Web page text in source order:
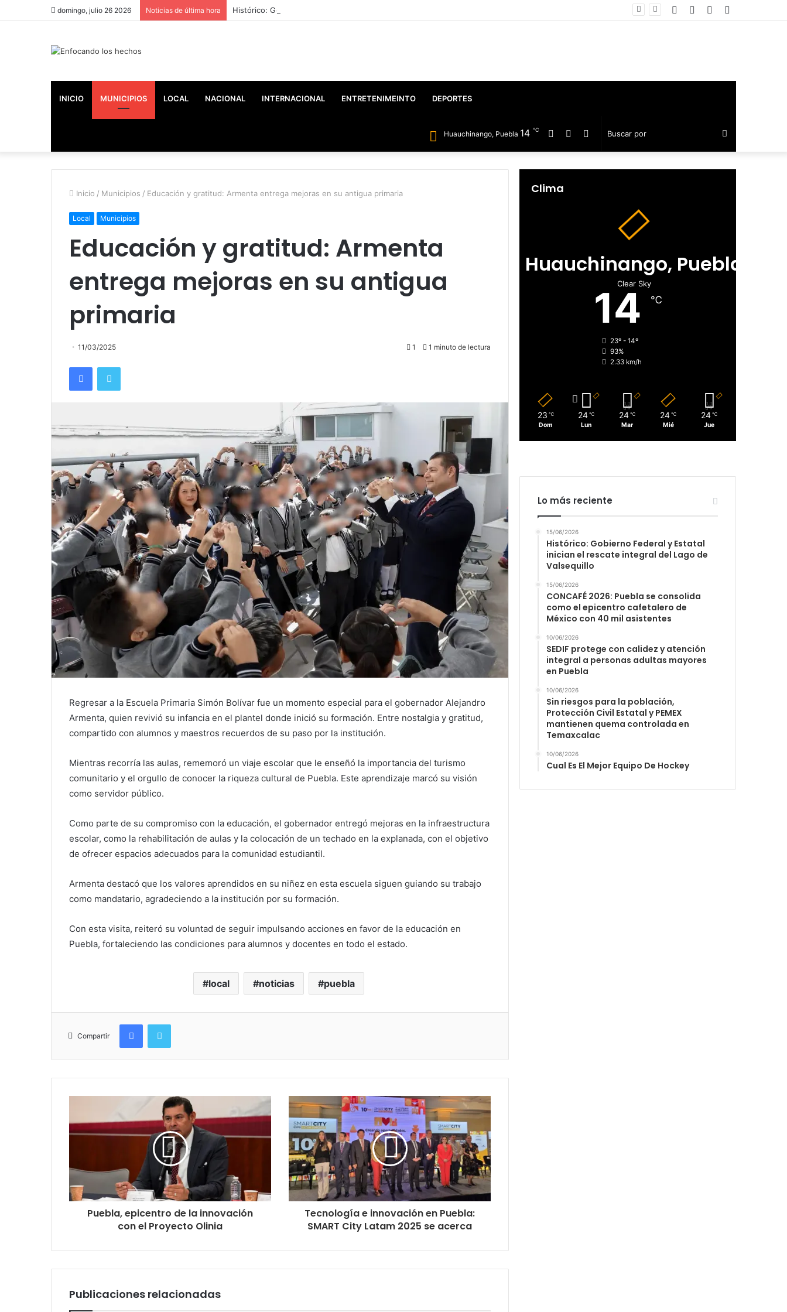
domingo, julio 26 2026 Noticias de última hora Histórico: Gobierno Federal y Estatal inician el rescate integral del Lago de Valsequillo Telegram
Twitter
Facebook
INICIO MUNICIPIOS LOCAL NACIONAL INTERNACIONAL ENTRETENIMEINTO DEPORTES
Buscar
por
Telegram
Twitter
Facebook
Huauchinango, Puebla 14 ℃
Inicio / Municipios / Educación y gratitud: Armenta entrega mejoras en su antigua primaria
Local Municipios
Educación y gratitud: Armenta
entrega mejoras en su antigua
primaria
11/03/2025 1 1 minuto de lectura
FacebookTwitter
Regresar a la Escuela Primaria Simón Bolívar fue un momento especial para el gobernador Alejandro
Armenta, quien revivió su infancia en el plantel donde inició su formación. Entre nostalgia y gratitud,
compartido con alumnos y maestros recuerdos de su paso por la institución.
Mientras recorría las aulas, rememoró un viaje escolar que le enseñó la importancia del turismo
comunitario y el orgullo de conocer la riqueza cultural de Puebla. Este aprendizaje marcó su visión
como servidor público.
Como parte de su compromiso con la educación, el gobernador entregó mejoras en la infraestructura
escolar, como la rehabilitación de aulas y la colocación de un techado en la explanada, con el objetivo
de ofrecer espacios adecuados para la comunidad estudiantil.
Armenta destacó que los valores aprendidos en su niñez en esta escuela siguen guiando su trabajo
como mandatario, agradeciendo a la institución por su formación.
Con esta visita, reiteró su voluntad de seguir impulsando acciones en favor de la educación en
Puebla, fortaleciendo las condiciones para alumnos y docentes en todo el estado.
local noticias puebla
Compartir
FacebookTwitter
Puebla, epicentro de la innovación
con el Proyecto Olinia
Tecnología e innovación en Puebla:
SMART City Latam 2025 se acerca
Publicaciones relacionadas
Clima
Huauchinango, Puebla
Clear Sky
14 ℃
23º - 14º
93%
2.33 km/h
23 ℃
Dom
24 ℃
Lun
24 ℃
Mar
24 ℃
Mié
24 ℃
Jue
Lo más reciente
15/06/2026
Histórico: Gobierno Federal y Estatal
inician el rescate integral del Lago de
Valsequillo
15/06/2026
CONCAFÉ 2026: Puebla se consolida
como el epicentro cafetalero de
México con 40 mil asistentes
10/06/2026
SEDIF protege con calidez y atención
integral a personas adultas mayores
en Puebla
10/06/2026
Sin riesgos para la población,
Protección Civil Estatal y PEMEX
mantienen quema controlada en
Temaxcalac
10/06/2026
Cual Es El Mejor Equipo De Hockey